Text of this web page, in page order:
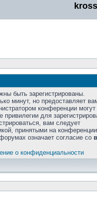
быть зарегистрированы.
минут, но предоставляет
конференции
для
вам следует
принятыми на
означает согласие со
о конфиденциальности